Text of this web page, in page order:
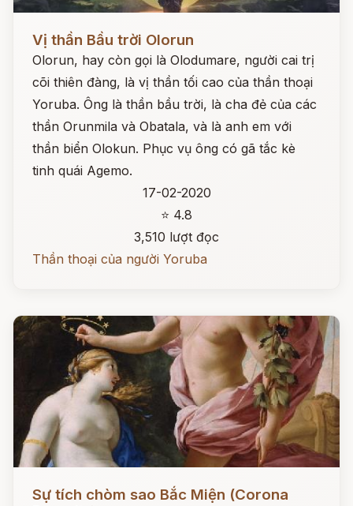
Đọc ngay
Vị thần Bầu trời Olorun
Olorun, hay còn gọi là Olodumare, người cai trị
cõi thiên đàng, là vị thần tối cao của thần thoại
Yoruba. Ông là thần bầu trời, là cha đẻ của các
thần Orunmila và Obatala, và là anh em với
thần biển Olokun. Phục vụ ông có gã tắc kè
tinh quái Agemo.
17-02-2020
⭐ 4.8
3,510 lượt đọc
Thần thoại của người Yoruba
Sự tích chòm sao Bắc Miện (Corona